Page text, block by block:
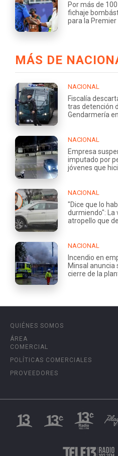
Por más de
fichaje
para la Premier
MÁS DE
NACIONAL
Fiscalía
tras detención
Gendarmería
NACIONAL
Empresa
imputado por
jóvenes que
NACIONAL
"Dice que lo
durmiendo": La
atropello que
NACIONAL
Incendio en
Minsal anuncia
cierre de la
QUIÉNES SOMOS
ÁREA
COMERCIAL
POLÍTICAS COMERCIALES
PROVEEDORES